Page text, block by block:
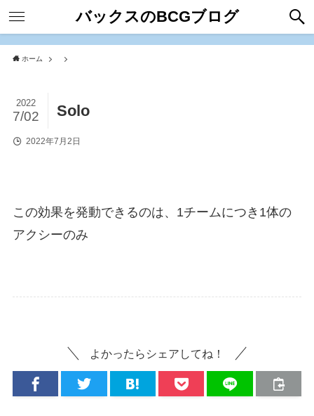
バックスのBCGブログ
ホーム
Solo
2022
7/02
2022年7月2日
この効果を発動できるのは、1チームにつき1体の
アクシーのみ
よかったらシェアしてね！